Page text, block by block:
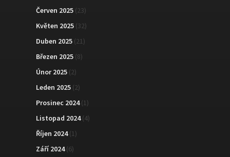
Červen 2025 (23)
Květen 2025 (32)
Duben 2025 (21)
Březen 2025 (8)
Únor 2025 (2)
Leden 2025 (2)
Prosinec 2024(1)
Listopad 2024(4)
Říjen 2024(1)
Září 2024(6)